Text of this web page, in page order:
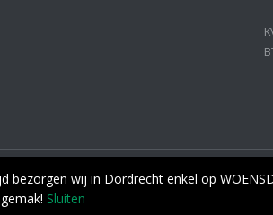
All Rights Reserved.
ervaring te verbeteren. Cookie
wij in Dordrecht enkel op
Sluiten